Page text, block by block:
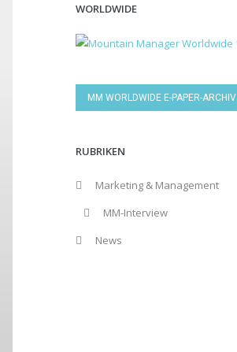
WORLDWIDE
MM WORLDWIDE E-PAPER-ARCHIV
RUBRIKEN
Marketing & Management
MM-Interview
News